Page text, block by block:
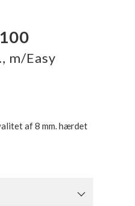
m/Easy
af 8 mm. hærdet